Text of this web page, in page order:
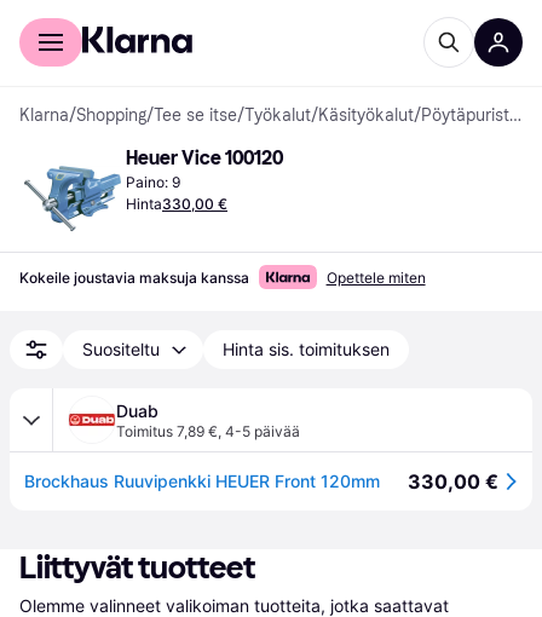
Kuluttajille
Klarna/Shopping/Tee se itse/Työkalut/Käsityökalut/ Pöytäpuristimet
Heuer Vice 100120
Paino: 9
Hinta330,00 €
Kokeile joustavia maksuja kanssa Opettele miten
Suositeltu Hinta sis. toimituksen
Duab
Toimitus 7,89 €, 4-5 päivää
Brockhaus Ruuvipenkki HEUER Front 120mm 330,00 €
Liittyvät tuotteet
Olemme valinneet valikoiman tuotteita, jotka saattavat